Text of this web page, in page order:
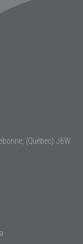
(Québec) J6W